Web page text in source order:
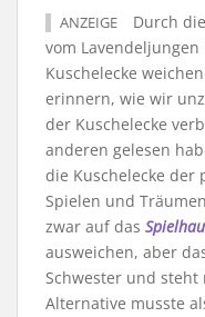
ANZEIGE Durch die
vom
Kuschelecke
erinnern, wie wir
der Kuschelecke
anderen gelesen
die Kuschelecke der
Spielen und
zwar auf das
ausweichen, aber
Schwester und steht
Alternative musste